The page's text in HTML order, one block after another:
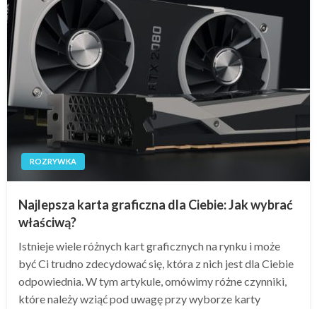
ROZRYWKA
Najlepsza karta graficzna dla Ciebie: Jak wybrać
właściwą?
Istnieje wiele różnych kart graficznych na rynku i może
być Ci trudno zdecydować się, która z nich jest dla Ciebie
odpowiednia. W tym artykule, omówimy różne czynniki,
które należy wziąć pod uwagę przy wyborze karty